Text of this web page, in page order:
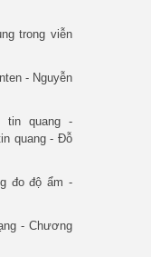
trong viễn
- Nguyễn
tin quang -
quang - Đỗ
đo độ ẩm -
- Chương